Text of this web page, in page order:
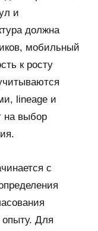
и
должна
мобильный
к росту
lineage и
на выбор
с
опыту. Для